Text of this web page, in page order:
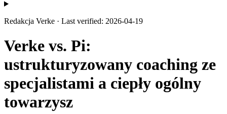
Redakcja Verke · Last verified: 2026-04-19
Verke vs. Pi:
ustrukturyzowany coaching ze
specjalistami a ciepły ogólny
towarzysz